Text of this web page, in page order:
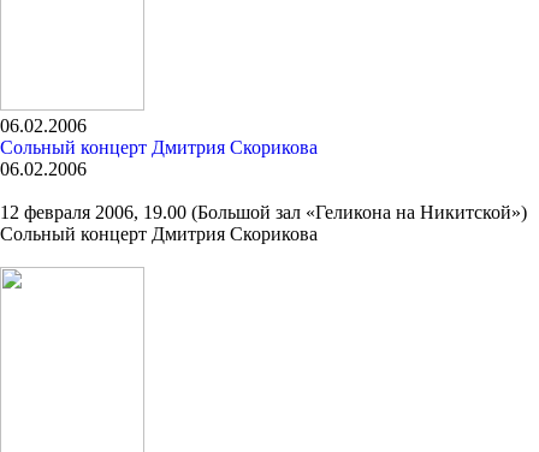
06.02.2006
Сольный концерт Дмитрия Скорикова
06.02.2006
12 февраля 2006, 19.00 (Большой зал «Геликона на Никитской»)
Сольный концерт Дмитрия Скорикова